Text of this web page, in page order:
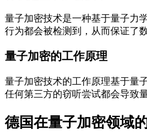
量子加密技术是一种基于量子力
行为都会被检测到，从而保证了
量子加密的工作原理
量子加密技术的工作原理基于量
任何第三方的窃听尝试都会导致
德国在量子加密领域